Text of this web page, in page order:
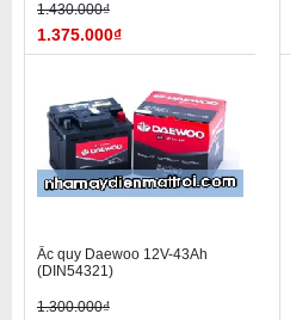
1.430.000₫
1.375.000₫
Ắc quy Daewoo 12V-43Ah
(DIN54321)
1.300.000₫